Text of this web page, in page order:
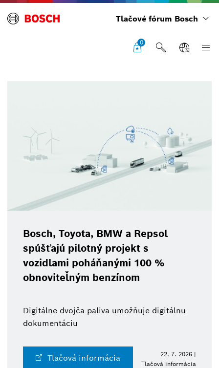
Tlačové fórum Bosch
0
Bosch, Toyota, BMW a Repsol
spúšťajú pilotný projekt s
vozidlami poháňanými 100 %
obnoviteľným benzínom
Digitálne dvojča paliva umožňuje digitálnu
dokumentáciu
Tlačová informácia
22. 7. 2026 |
Tlačová informácia